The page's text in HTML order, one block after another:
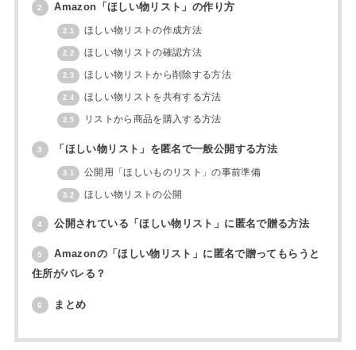
2 Amazon「ほしい物リスト」の作り方
2.1 ほしい物リストの作成方法
2.2 ほしい物リストの確認方法
2.3 ほしい物リストから削除する方法
2.4 ほしい物リストを共有する方法
2.5 リストから商品を購入する方法
3 「ほしい物リスト」を匿名で一般公開する方法
3.1 公開用「ほしいものリスト」の事前準備
3.2 ほしい物リストの公開
4 公開されている「ほしい物リスト」に匿名で贈る方法
5
Amazonの「ほしい物リスト」に匿名で贈ってもらうと
住所がバレる？
6 まとめ